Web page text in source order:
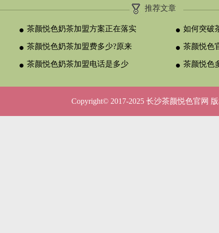
推荐文章
茶颜悦色奶茶加盟方案正在落实 如何突破
颈？
茶颜悦色奶茶加盟费多少?原来
与合作类型
茶颜悦色
晚吗？
茶颜悦色奶茶加盟电话是多少 茶颜悦色
Copyright© 2017-2025 长沙茶颜悦色官网